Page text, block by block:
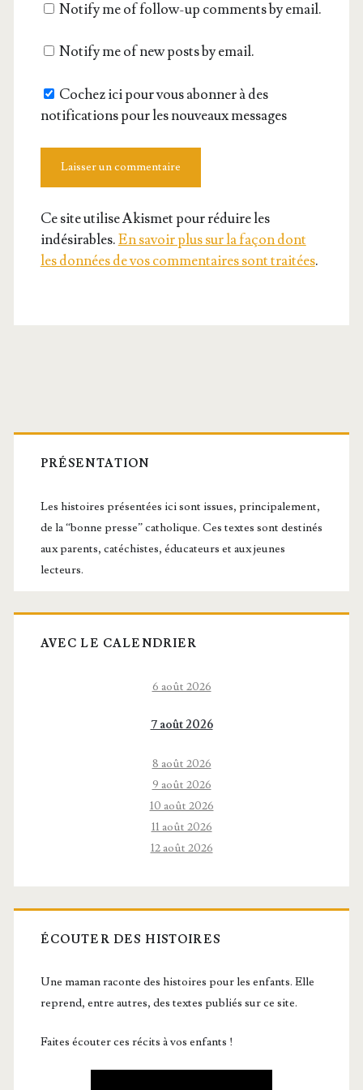
siteNotify me of follow-up comments by email.
Notify me of new posts by email.
Cochez ici pour vous abonner à des
notifications pour les nouveaux messages
Ce site utilise Akismet pour réduire les
indésirables.En savoir plus sur la façon dont
les données de vos commentaires sont traitées.
Barre
latérale
principale
PRÉSENTATION
Les histoires présentées ici sont issues, principalement,
de la “bonne presse” catholique. Ces textes sont destinés
aux parents, catéchistes, éducateurs et aux jeunes
lecteurs.
AVEC LE CALENDRIER
6 août 2026
7 août 2026
8 août 2026
9 août 2026
10 août 2026
11 août 2026
12 août 2026
ÉCOUTER DES HISTOIRES
Une maman raconte des histoires pour les enfants. Elle
reprend, entre autres, des textes publiés sur ce site.
Faites écouter ces récits à vos enfants !